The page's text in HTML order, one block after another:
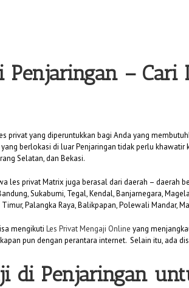
– Cari
privat yang diperuntukkan bagi Anda yang
berlokasi di luar Penjaringan tidak perlu khawatir
Selatan, dan Bekasi.
les privat Matrix juga berasal dari daerah – daerah
Sukabumi, Tegal, Kendal, Banjarnegara,
Palangka Raya, Balikpapan, Polewali Mandar,
mengikuti Les Privat Mengaji Online yang
pun dengan perantara internet. Selain itu, ada
di Penjaringan